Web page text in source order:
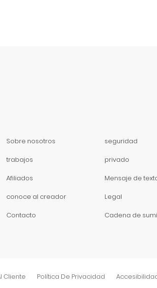
Sobre nosotros
trabajos
Afiliados
conoce al creador
Contacto
seguridad
privado
Mensaje de
Legal
Cadena de
Cliente Política De Privacidad